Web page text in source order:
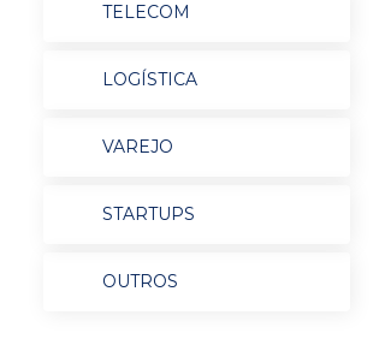
TELECOM
LOGÍSTICA
VAREJO
STARTUPS
OUTROS